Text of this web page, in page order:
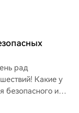
рад
Какие у
безопасного и